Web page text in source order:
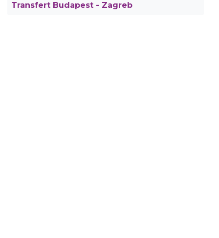
Transfert Budapest - Zagreb